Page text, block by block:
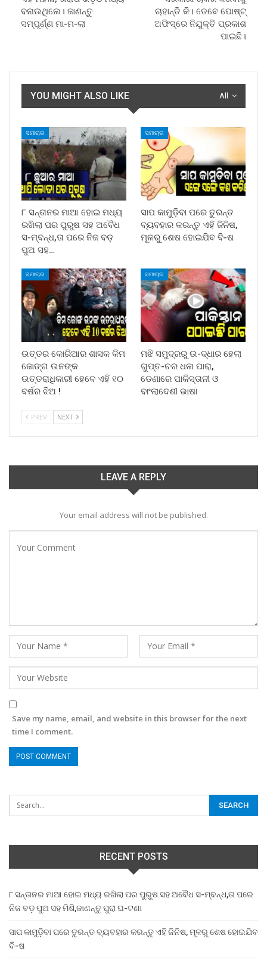
ବନାଉଥିଲେ। ଜାଣନ୍ତୁ
ସମ୍ପୂର୍ଣ୍ଣ ମା-ମ-ଲା
ଚାହାନ୍ତି କି। ତେବେ ପୋଷ୍ଟ୍
ଅଫିସ୍‌ରେ ନିଯୁକ୍ତି ପ୍ରକାଶ
ପାଇଛି।
All
YOU MIGHT ALSO LIKE
ସମାଚାର
୮ ସନ୍ତାନର ମାଆ ହୋଇ ମଧ୍ୟ
ରଖିଲା ପର ପୁରୁଷ ସହ ଅବୈଧ
ସ-ମ୍ବନ୍ଧ,ତା ପରେ ନିଜ ବଡ଼
ପୁଅ ସହ…
ସମାଚାର
ସାପ କାମୁଡ଼ିବା ପରେ ତୁରନ୍ତ
ବ୍ୟବହାର କରନ୍ତୁ ଏହି ଜିନିଷ,
ମୂଳରୁ ଶେଷ ହୋଇଯିବ ବି-ଷ
ସମାଚାର
ଉତ୍ତର କୋରିଆର ଶାସକ କିମ
ଜୋଙ୍ଗ ଉନଙ୍କ
ଉତ୍ତରାଧିକାରୀ ହେବେ ଏହି ୧୦
ବର୍ଷର ଝିଅ !
ସମାଚାର
ମଝି ସମୁଦ୍ରରୁ ଉ-ଦ୍ଧାର ହେଲା
ଗୁପ୍ତ-ଚର ଧଳା ପାରା,
ଡେଣାରେ ପାକିସ୍ତାନୀ ଓ
ବାଂଲାଦେଶୀ ଭାଷା
PREV NEXT
LEAVE A REPLY
Your email address will not be published.
Save my name, email, and website in this browser for the next
time I comment.
RECENT POSTS
୮ ସନ୍ତାନର ମାଆ ହୋଇ ମଧ୍ୟ ରଖିଲା ପର ପୁରୁଷ ସହ ଅବୈଧ ସ-ମ୍ବନ୍ଧ,ତା ପରେ
ନିଜ ବଡ଼ ପୁଅ ସହ ମିଶି,ଜାଣନ୍ତୁ ପୁରା ଘ-ଟଣା
ସାପ କାମୁଡ଼ିବା ପରେ ତୁରନ୍ତ ବ୍ୟବହାର କରନ୍ତୁ ଏହି ଜିନିଷ, ମୂଳରୁ ଶେଷ ହୋଇଯିବ
ବି-ଷ